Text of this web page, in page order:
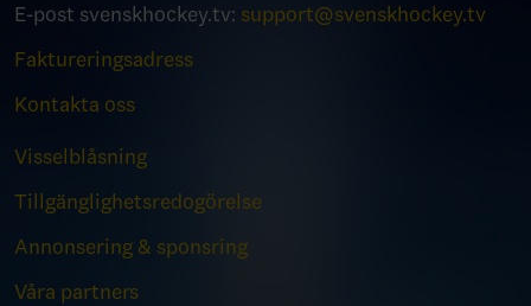
E-post svenskhockey.tv: support@svenskhockey.tv
Faktureringsadress
Kontakta oss
Visselblåsning
Tillgänglighetsredogörelse
Annonsering & sponsring
Våra partners